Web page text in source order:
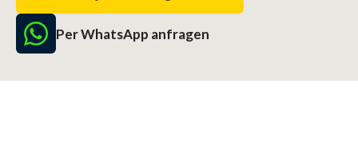
Per WhatsApp anfragen